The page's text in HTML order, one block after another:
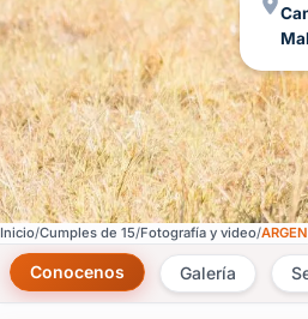
Inicio Cumples de 15 Fotografía y video
Conocenos Galería